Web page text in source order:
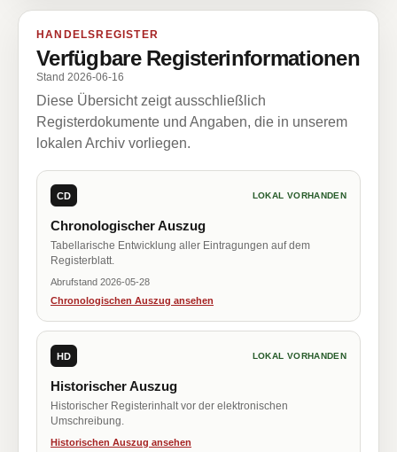
HANDELSREGISTER
Verfügbare Registerinformationen
Stand 2026-06-16
Diese Übersicht zeigt ausschließlich
Registerdokumente und Angaben, die in unserem
lokalen Archiv vorliegen.
CD LOKAL VORHANDEN
Chronologischer Auszug
Tabellarische Entwicklung aller Eintragungen auf dem
Registerblatt.
Abrufstand 2026-05-28
Chronologischen Auszug ansehen
HD LOKAL VORHANDEN
Historischer Auszug
Historischer Registerinhalt vor der elektronischen
Umschreibung.
Historischen Auszug ansehen